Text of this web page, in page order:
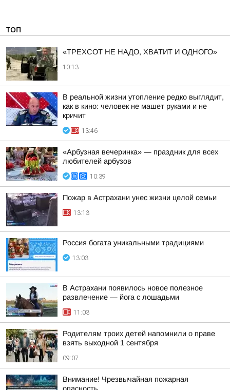
ТОП
«ТРЕХСОТ НЕ НАДО, ХВАТИТ И ОДНОГО»
10:13
В реальной жизни утопление редко выглядит,
как в кино: человек не машет руками и не
кричит
13:46
«Арбузная вечеринка» — праздник для всех
любителей арбузов
10:39
Пожар в Астрахани унес жизни целой семьи
13:13
Россия богата уникальными традициями
13:03
В Астрахани появилось новое полезное
развлечение — йога с лошадьми
11:03
Родителям троих детей напомнили о праве
взять выходной 1 сентября
09:07
Внимание! Чрезвычайная пожарная